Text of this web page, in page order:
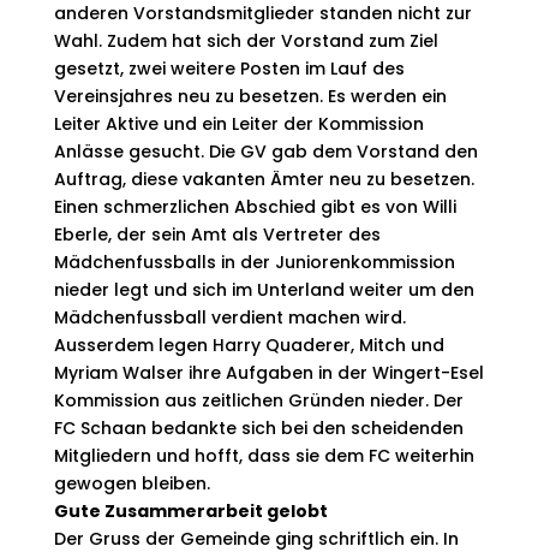
anderen Vorstandsmitglieder standen nicht zur
Wahl. Zudem hat sich der Vorstand zum Ziel
gesetzt, zwei weitere Posten im Lauf des
Vereinsjahres neu zu besetzen. Es werden ein
Leiter Aktive und ein Leiter der Kommission
Anlässe gesucht. Die GV gab dem Vorstand den
Auftrag, diese vakanten Ämter neu zu besetzen.
Einen schmerzlichen Abschied gibt es von Willi
Eberle, der sein Amt als Vertreter des
Mädchenfussballs in der Juniorenkommission
nieder legt und sich im Unterland weiter um den
Mädchenfussball verdient machen wird.
Ausserdem legen Harry Quaderer, Mitch und
Myriam Walser ihre Aufgaben in der Wingert-Esel
Kommission aus zeitlichen Gründen nieder. Der
FC Schaan bedankte sich bei den scheidenden
Mitgliedern und hofft, dass sie dem FC weiterhin
gewogen bleiben.
Gute Zusammerarbeit gelobt
Der Gruss der Gemeinde ging schriftlich ein. In